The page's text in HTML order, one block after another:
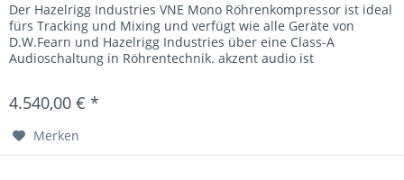
Der Hazelrigg Industries VNE Mono Röhrenkompressor ist ideal
fürs Tracking und Mixing und verfügt wie alle Geräte von
D.W.Fearn und Hazelrigg Industries über eine Class-A
Audioschaltung in Röhrentechnik. akzent audio ist
4.540,00 € *
Merken